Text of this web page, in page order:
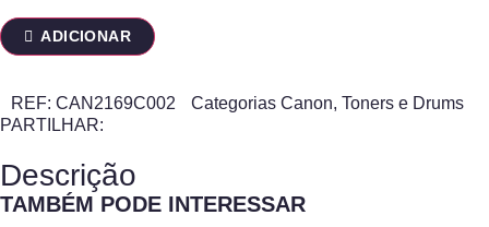
ADICIONAR
REF: CAN2169C002 Categorias Canon, Toners e Drums
PARTILHAR:
Descrição
TAMBÉM PODE INTERESSAR